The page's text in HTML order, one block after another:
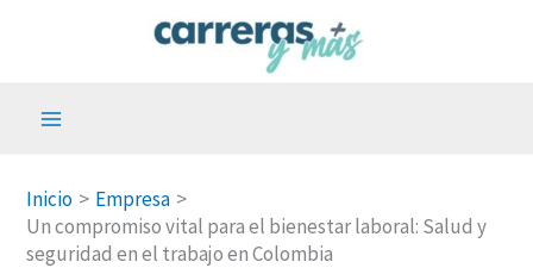
Inicio
Empresa
Un compromiso vital para el bienestar laboral: Salud y
seguridad en el trabajo en Colombia